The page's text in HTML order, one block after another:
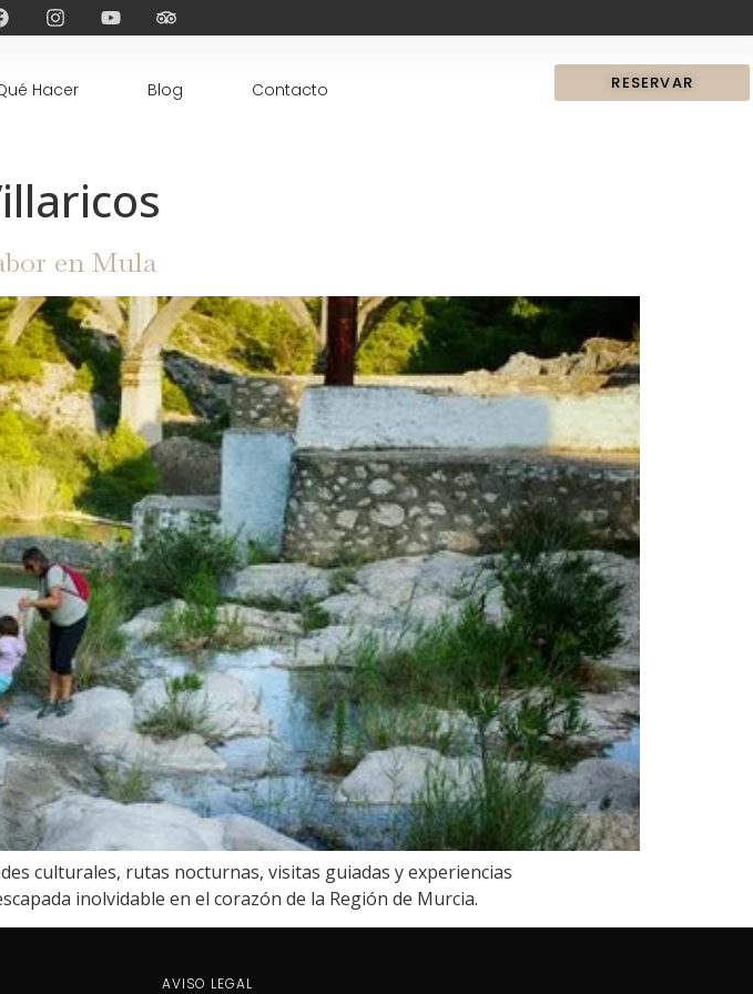
Hacer Blog Contacto RESERVAR
en Mula
culturales, rutas nocturnas, visitas guiadas y experiencias
inolvidable en el corazón de la Región de Murcia.
AVISO LEGAL